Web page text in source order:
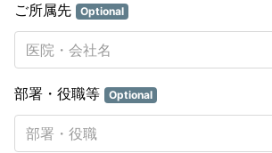
ご所属先 Optional
部署・役職等 Optional